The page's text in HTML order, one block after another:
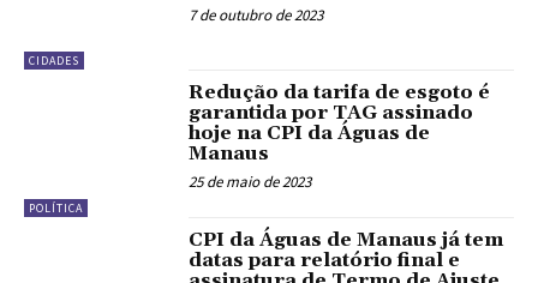
CIDADES
7 de outubro de 2023
POLÍTICA
Redução da tarifa de esgoto é
garantida por TAG assinado
hoje na CPI da Águas de
Manaus
25 de maio de 2023
CPI da Águas de Manaus já tem
datas para relatório final e